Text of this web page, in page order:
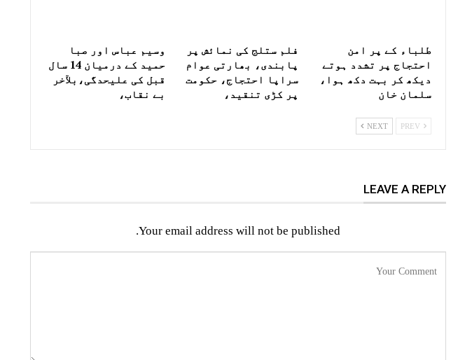
طلباء کے پر امن
احتجاج پر تشدد ہوتے
دیکھ کر بہت دکھ ہوا،
سلمان خان
فلم ستلج کی نمائش پر
پابندی، بھارتی عوام
سراپا احتجاج، حکومت
پر کڑی تنقید،
وسیم عباس اور صبا
حمید کے درمیان 14 سال
قبل کی علیحدگی،بلآخر
بے نقاب،
NEXT
LEAVE A REPLY
Your email address will not be published.